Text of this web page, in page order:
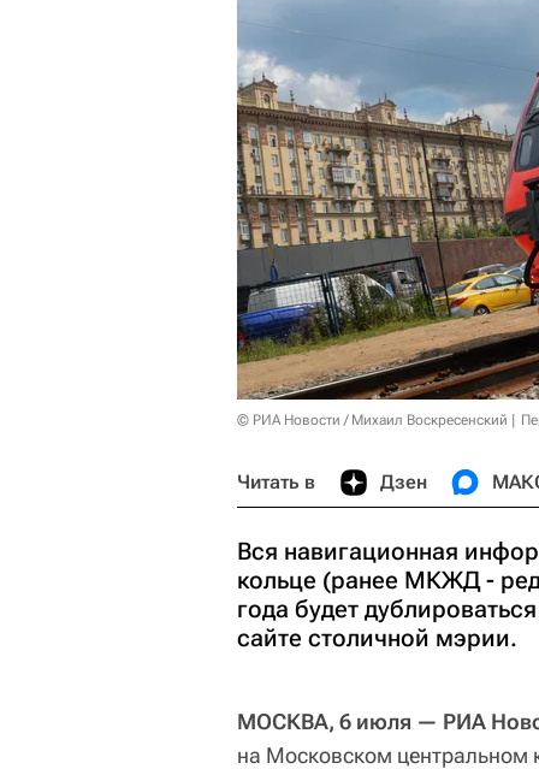
© РИА Новости / Михаил Воскресенский
Читать в Дзен
Вся навигационная
кольце (ранее МКЖД -
года будет
сайте столичной мэрии.
МОСКВА, 6 июля — РИА
на Московском